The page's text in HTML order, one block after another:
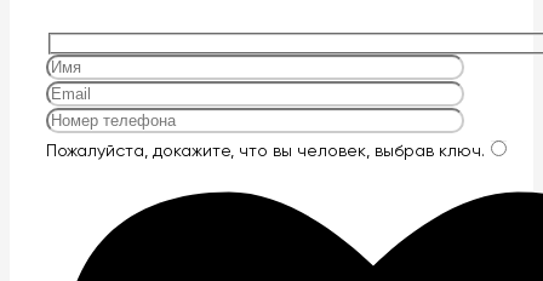
Оставьте
Пожалуйста, докажите, что вы человек, выбрав ключ.